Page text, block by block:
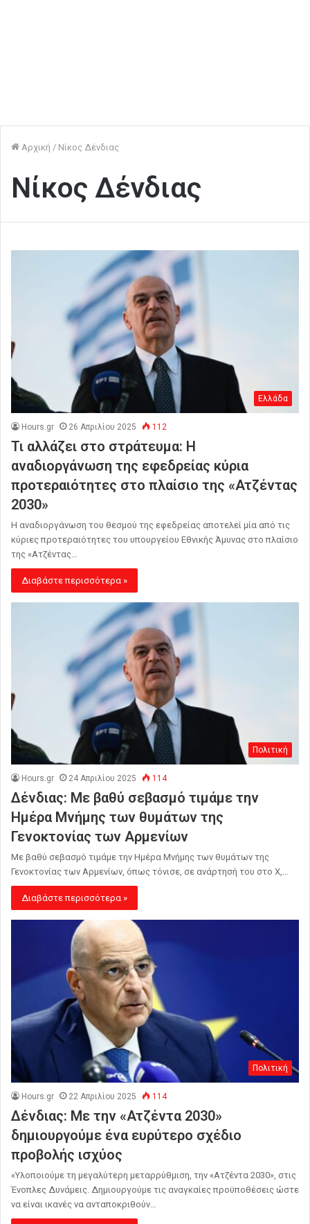
Αρχική / Νίκος Δένδιας
Νίκος Δένδιας
Ελλάδα
Hours.gr 26 Απριλίου 2025 112
Τι αλλάζει στο στράτευμα: Η
αναδιοργάνωση της εφεδρείας κύρια
προτεραιότητες στο πλαίσιο της «Ατζέντας
2030»
Η αναδιοργάνωση του θεσμού της εφεδρείας αποτελεί μία από τις
κύριες προτεραιότητες του υπουργείου Εθνικής Άμυνας στο πλαίσιο
της «Ατζέντας…
Διαβάστε περισσότερα »
Πολιτική
Hours.gr 24 Απριλίου 2025 114
Δένδιας: Με βαθύ σεβασμό τιμάμε την
Ημέρα Μνήμης των θυμάτων της
Γενοκτονίας των Αρμενίων
Με βαθύ σεβασμό τιμάμε την Ημέρα Μνήμης των θυμάτων της
Γενοκτονίας των Αρμενίων, όπως τόνισε, σε ανάρτησή του στο Χ,…
Διαβάστε περισσότερα »
Πολιτική
Hours.gr 22 Απριλίου 2025 114
Δένδιας: Με την «Ατζέντα 2030»
δημιουργούμε ένα ευρύτερο σχέδιο
προβολής ισχύος
«Υλοποιούμε τη μεγαλύτερη μεταρρύθμιση, την «Ατζέντα 2030», στις
Ένοπλες Δυνάμεις. Δημιουργούμε τις αναγκαίες προϋποθέσεις ώστε
να είναι ικανές να ανταποκριθούν…